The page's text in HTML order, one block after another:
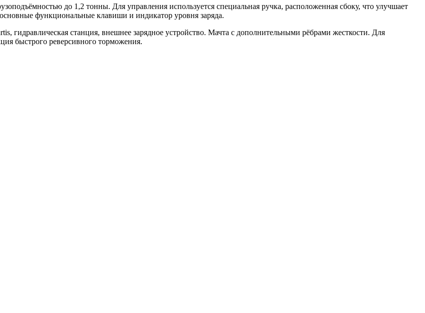
до 1,2 тонны. Для управления используется специальная ручка, расположенная сбоку, что улучшает
функциональные клавиши и индикатор уровня заряда.
гидравлическая станция, внешнее зарядное устройство. Мачта с дополнительными рёбрами жесткости. Для
быстрого реверсивного торможения.